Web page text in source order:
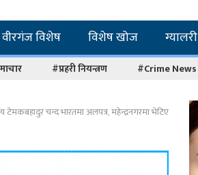
वीरगंज विशेष विशेष खोज ग्यालरी
#प्रहरी नियन्त्रण #Crime News
टेमकबहादुर चन्द भारतमा अलपत्र, महेन्द्रनगरमा भेटिए